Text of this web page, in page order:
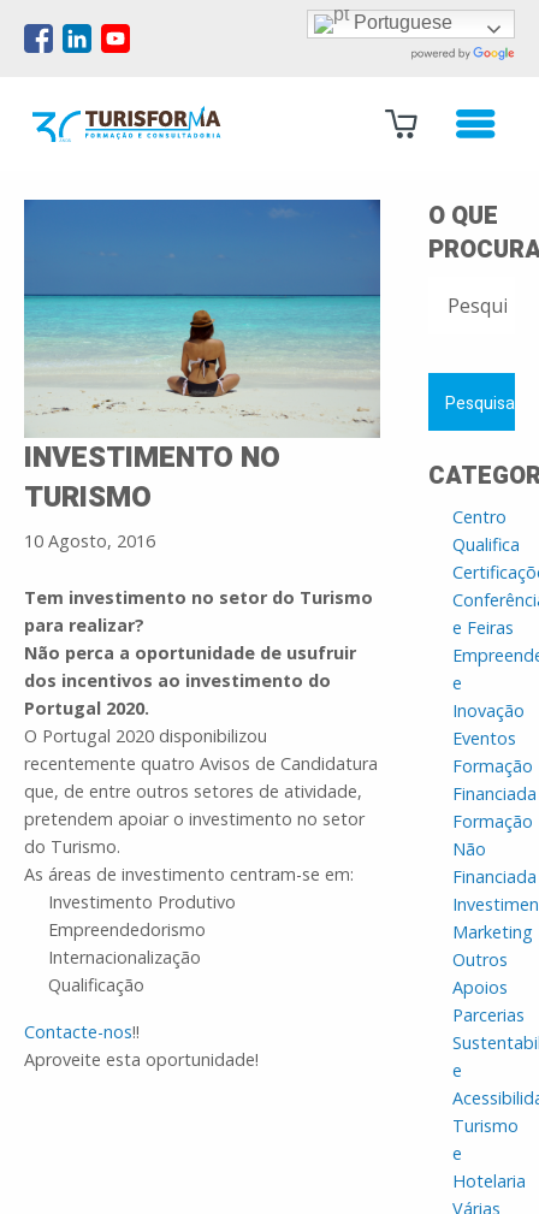
Portuguese
INVESTIMENTO NO
TURISMO
10 Agosto, 2016
Tem investimento no setor do Turismo
para realizar?
Não perca a oportunidade de usufruir
dos incentivos ao investimento do
Portugal 2020.
O Portugal 2020 disponibilizou
recentemente quatro Avisos de Candidatura
que, de entre outros setores de atividade,
pretendem apoiar o investimento no setor
do Turismo.
As áreas de investimento centram-se em:
Investimento Produtivo
Empreendedorismo
Internacionalização
Qualificação
Contacte-nos!!
Aproveite esta oportunidade!
O QUE
POR:
Centro
Qualifica
e Feiras
e
Inovação
Eventos
Formação
Financiada
Formação
Não
Financiada
Marketing
Outros
Apoios
Parcerias
e
Turismo
e
Hotelaria
Várias